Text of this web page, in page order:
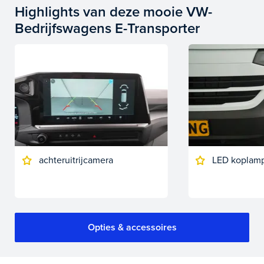
Highlights van deze mooie VW-
Bedrijfswagens E-Transporter
achteruitrijcamera LED
Opties & accessoires